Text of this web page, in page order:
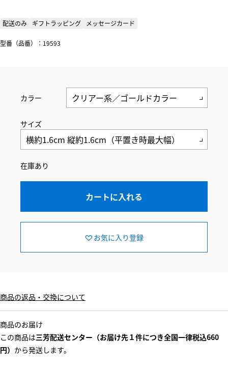
配送のみ ギフトラッピング メッセージカード
型番（品番）：19593
カラー
サイズ
在庫あり
カートに入れる
お気に入り登録
商品の返品・交換について
商品のお届け
この商品は三芳配送センター（お届け先１件につき全国一律税込660
円） から発送します。